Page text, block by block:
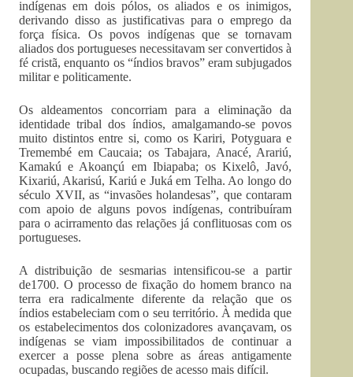
indígenas em dois pólos, os aliados e os inimigos,
derivando disso as justificativas para o emprego da
força física. Os povos indígenas que se tornavam
aliados dos portugueses necessitavam ser convertidos à
fé cristã, enquanto os “índios bravos” eram subjugados
militar e politicamente.
Os aldeamentos concorriam para a eliminação da
identidade tribal dos índios, amalgamando-se povos
muito distintos entre si, como os Kariri, Potyguara e
Tremembé em Caucaia; os Tabajara, Anacé, Arariú,
Kamakú e Akoançú em Ibiapaba; os Kixelô, Javó,
Kixariú, Akarisú, Kariú e Juká em Telha. Ao longo do
século XVII, as “invasões holandesas”, que contaram
com apoio de alguns povos indígenas, contribuíram
para o acirramento das relações já conflituosas com os
portugueses.
A distribuição de sesmarias intensificou-se a partir
de1700. O processo de fixação do homem branco na
terra era radicalmente diferente da relação que os
índios estabeleciam com o seu território. À medida que
os estabelecimentos dos colonizadores avançavam, os
indígenas se viam impossibilitados de continuar a
exercer a posse plena sobre as áreas antigamente
ocupadas, buscando regiões de acesso mais difícil.